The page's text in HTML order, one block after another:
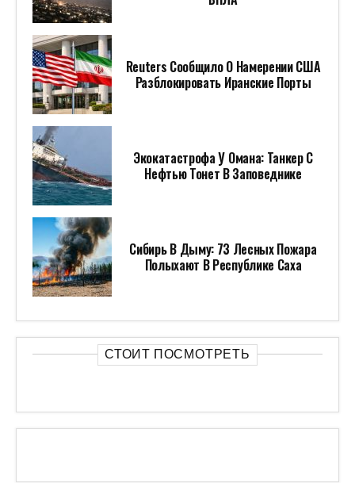
Reuters Сообщило О Намерении США
Разблокировать Иранские Порты
Экокатастрофа У Омана: Танкер С
Нефтью Тонет В Заповеднике
Сибирь В Дыму: 73 Лесных Пожара
Полыхают В Республике Саха
СТОИТ ПОСМОТРЕТЬ